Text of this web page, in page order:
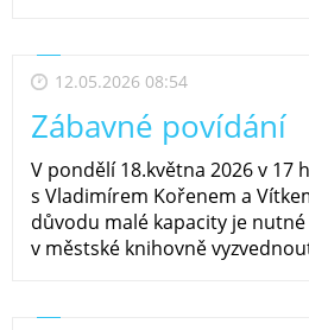
12.05.2026 08:54
Zábavné povídání
V pondělí 18.května 2026 v 17
s Vladimírem Kořenem a
důvodu malé kapacity je
v městské knihovně